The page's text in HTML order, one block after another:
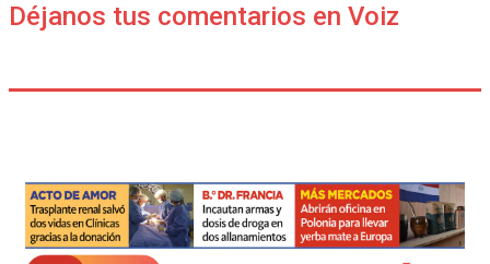
Déjanos tus comentarios en Voiz